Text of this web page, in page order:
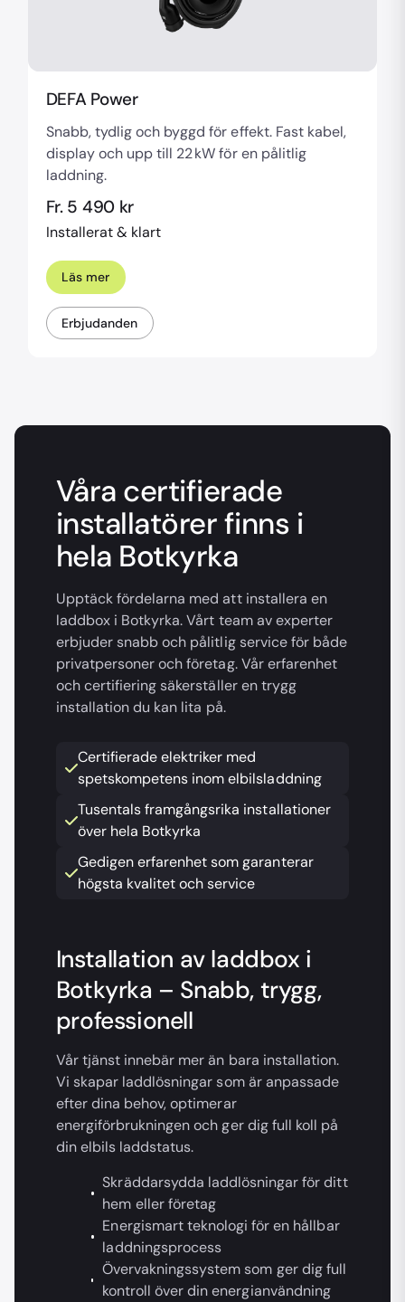
DEFA Power
Snabb, tydlig och byggd för effekt. Fast kabel,
display och upp till 22 kW för en pålitlig
laddning.
Fr. 5 490 kr
Installerat & klart
Läs mer
Erbjudanden
Våra certifierade
installatörer finns i
hela Botkyrka
Upptäck fördelarna med att installera en
laddbox i Botkyrka. Vårt team av experter
erbjuder snabb och pålitlig service för både
privatpersoner och företag. Vår erfarenhet
och certifiering säkerställer en trygg
installation du kan lita på.
Certifierade elektriker med
spetskompetens inom elbilsladdning
Tusentals framgångsrika installationer
över hela Botkyrka
Gedigen erfarenhet som garanterar
högsta kvalitet och service
Installation av laddbox i
Botkyrka – Snabb, trygg,
professionell
Vår tjänst innebär mer än bara installation.
Vi skapar laddlösningar som är anpassade
efter dina behov, optimerar
energiförbrukningen och ger dig full koll på
din elbils laddstatus.
Skräddarsydda laddlösningar för ditt
hem eller företag
Energismart teknologi för en hållbar
laddningsprocess
Övervakningssystem som ger dig full
kontroll över din energianvändning